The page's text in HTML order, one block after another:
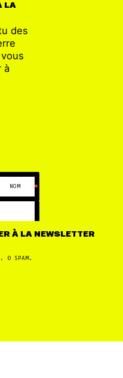
inaugure
emplois
3 4
LA
des
à
NOM •
0 SPAM.
À LA NEWSLETTER